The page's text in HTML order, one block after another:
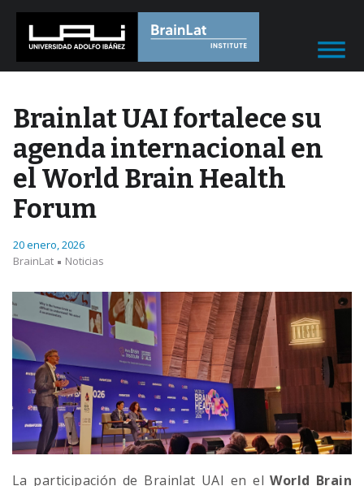
Brainlat UAI fortalece su
agenda internacional en
el World Brain Health
Forum
20 enero, 2026
BrainLat
Noticias
La participación de Brainlat UAI en elWorld Brain